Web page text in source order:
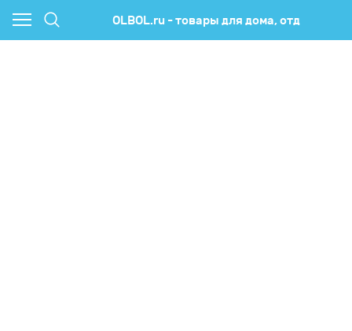
OLBOL.ru - товары для дома, отд